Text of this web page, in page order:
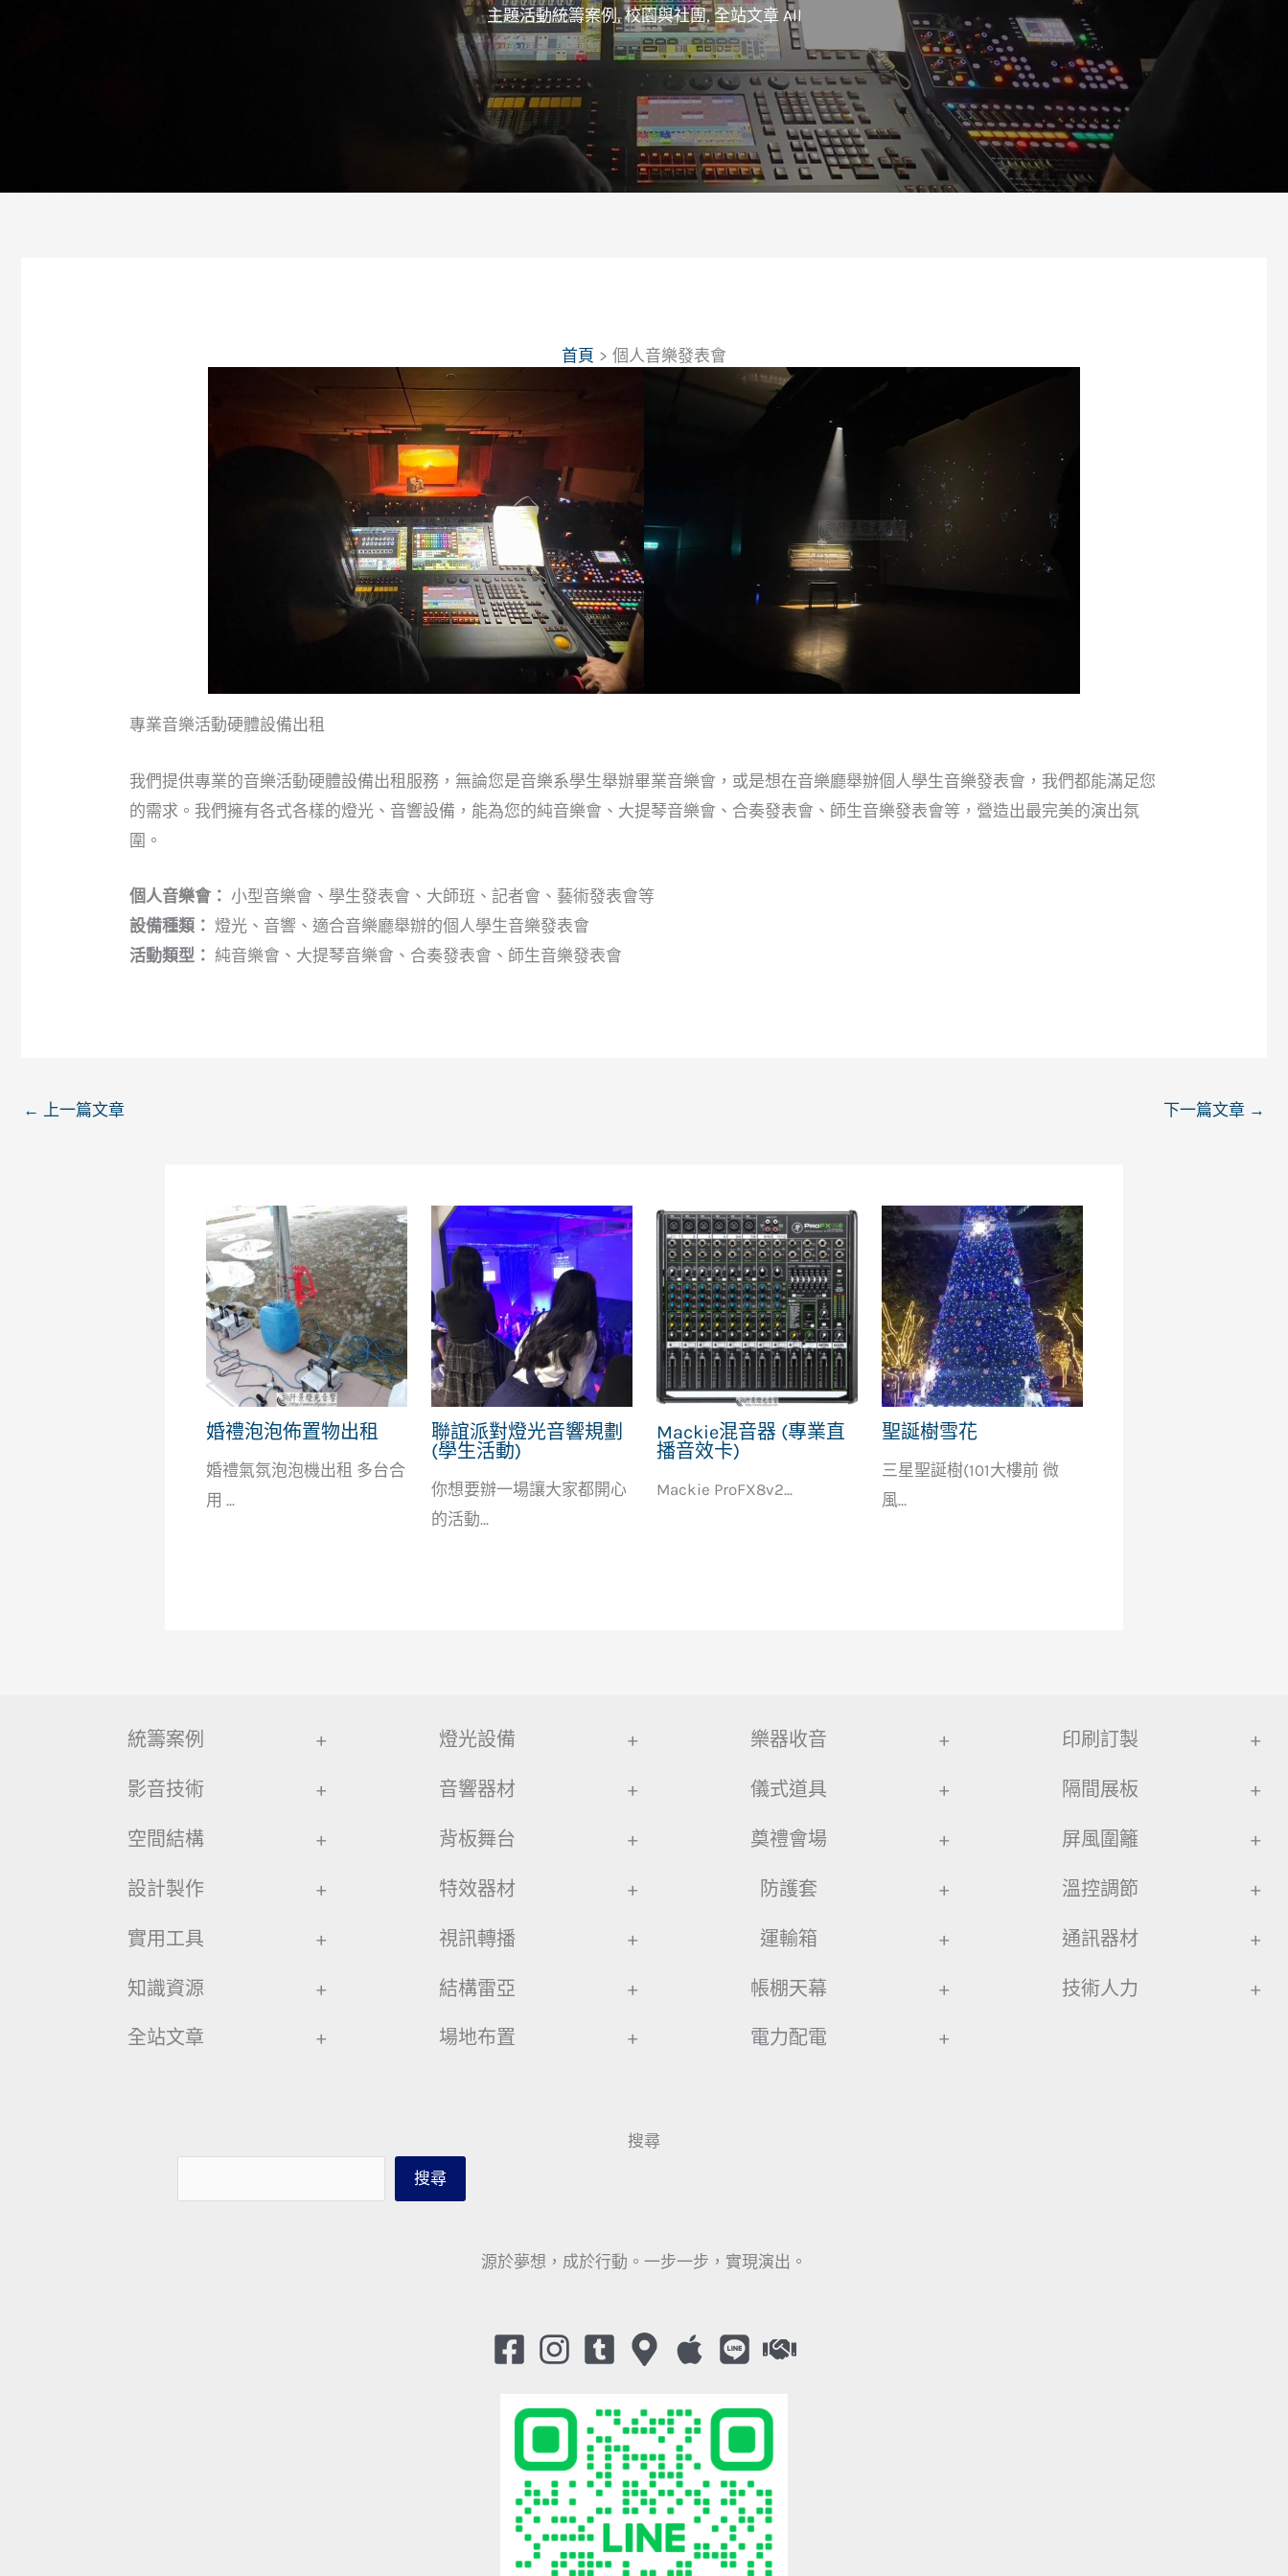
主題活動統籌案例,校園與社團,全站文章 All
首頁 個人音樂發表會
專業音樂活動硬體設備出租
我們提供專業的音樂活動硬體設備出租服務，無論您是音樂系學生舉辦畢業音樂會，或是想在音樂廳舉辦個人學生音樂發表會，我們都能滿足您
的需求。我們擁有各式各樣的燈光、音響設備，能為您的純音樂會、大提琴音樂會、合奏發表會、師生音樂發表會等，營造出最完美的演出氛
圍。
個人音樂會： 小型音樂會、學生發表會、大師班、記者會、藝術發表會等
設備種類： 燈光、音響、適合音樂廳舉辦的個人學生音樂發表會
活動類型： 純音樂會、大提琴音樂會、合奏發表會、師生音樂發表會
← 上一篇文章 下一篇文章 →
婚禮泡泡佈置物出租
婚禮氣氛泡泡機出租 多台合
用 ...
聯誼派對燈光音響規劃
(學生活動)
你想要辦一場讓大家都開心
的活動...
Mackie混音器 (專業直
播音效卡)
Mackie ProFX8v2...
聖誕樹雪花
三星聖誕樹(101大樓前 微
風...
統籌案例 +
影音技術 +
空間結構 +
設計製作 +
實用工具 +
知識資源 +
全站文章 +
燈光設備 +
音響器材 +
背板舞台 +
特效器材 +
視訊轉播 +
結構雷亞 +
場地布置 +
樂器收音 +
儀式道具 +
奠禮會場 +
防護套 +
運輸箱 +
帳棚天幕 +
電力配電 +
印刷訂製 +
隔間展板 +
屏風圍籬 +
溫控調節 +
通訊器材 +
技術人力 +
搜尋
搜尋
源於夢想，成於行動。一步一步，實現演出。